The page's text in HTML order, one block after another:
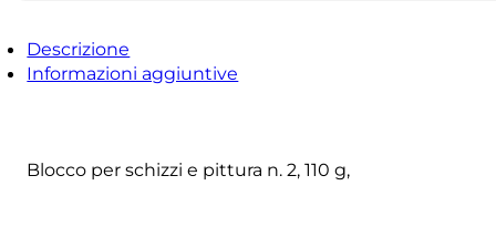
Descrizione
Informazioni aggiuntive
Blocco per schizzi e pittura n. 2, 110 g,